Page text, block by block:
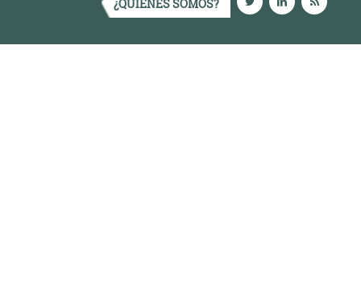
¿QUIÉNES SOMOS?